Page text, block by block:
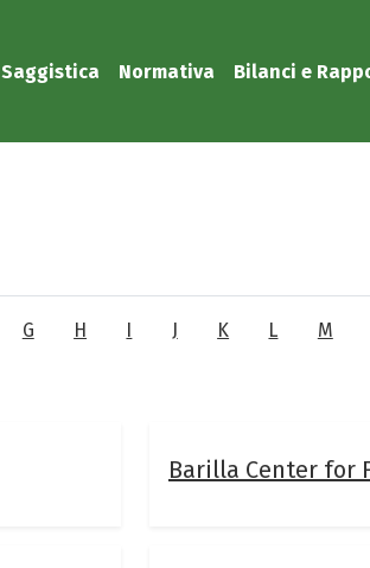
Saggistica Normativa Bilanci e
G H I J K L M
Barilla Center for